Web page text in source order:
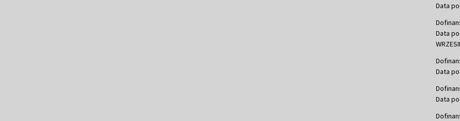
Data
Data
Data
Data